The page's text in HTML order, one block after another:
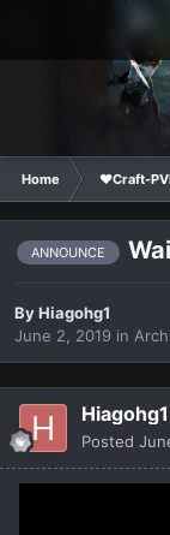
Home ❤Craft-
ANNOUNCE
ByHiagohg1
June 2, 2019 in
Hiagohg1
Posted